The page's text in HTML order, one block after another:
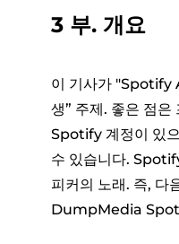
3 부. 개요
이 기사가 "Spotify
생” 주제. 좋은 점은
Spotify 계정이 있
수 있습니다.
피커의 노래. 즉, 다
DumpMedia